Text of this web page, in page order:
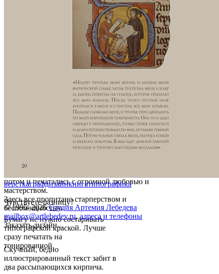
потом и печатались с огромной любовью и
мастерством.
Здесь все пропитано старперством и
беспомощностью.
Чувствуете разницу?
Бумагу не нужно состаривать
типографской краской. Лучше
сразу печатать на
тонированной.
Скучный, бедно
иллюстрированный текст забит в
два рассыпающихся кирпича.
версткаграфдизайнкнигатипографика
© 1995–2026 Студия Артемия Лебедева
mailbox@artlebedev.ru, адреса и телефоны
Заказать дизайн...